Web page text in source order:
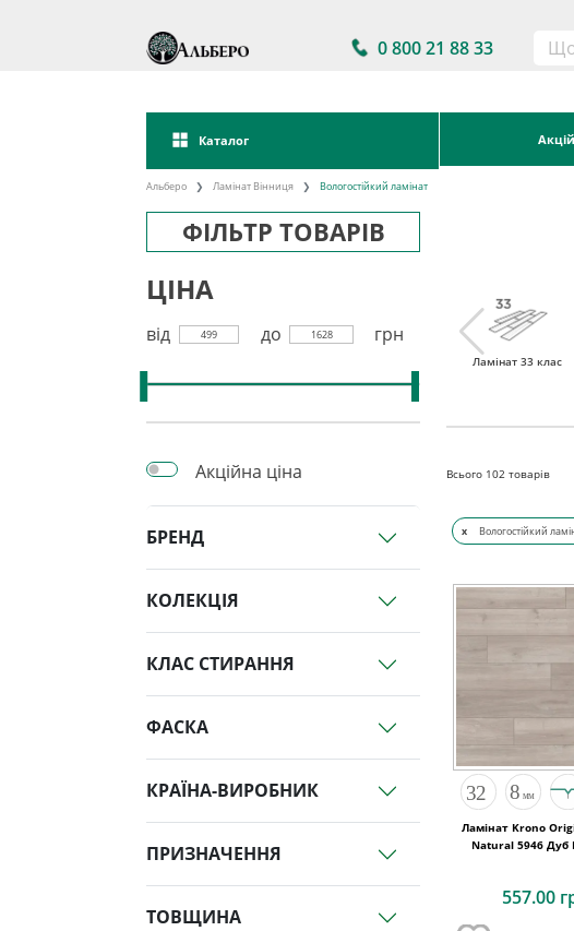
0 800 21 88 33
Каталог
Альберо Ламінат Вінниця Вологостійкий ламінат
ФІЛЬТР ТОВАРІВ
ЦІНА
від 499 до 1628 грн
Акційна ціна
БРЕНД
КОЛЕКЦІЯ
КЛАС СТИРАННЯ
ФАСКА
КРАЇНА-ВИРОБНИК
ПРИЗНАЧЕННЯ
ТОВЩИНА
Ламінат 33 клас
Всього 102 товарів
x Вологостійкий
Ламінат Krono
Natural 5946 Дуб
557.00